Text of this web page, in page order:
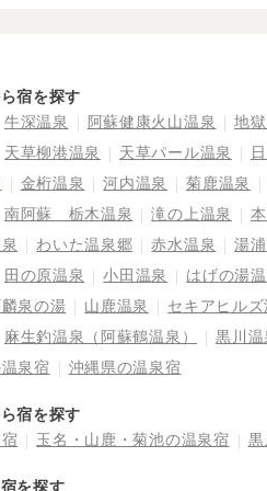
宿を探す
牛深温泉 阿蘇健康火山温泉
地
天草柳港温泉 天草パール温泉
金桁温泉 河内温泉
菊鹿温泉
南阿蘇 栃木温泉 滝の上温泉
わいた温泉郷 赤水温泉
湯
田の原温泉 小田温泉
はげの湯
泉の湯
山鹿温泉
セキアヒル
麻生釣温泉（阿蘇鶴温泉）
黒川
泉宿
沖縄県の温泉宿
宿を探す
玉名・山鹿・菊池の温泉宿
を探す